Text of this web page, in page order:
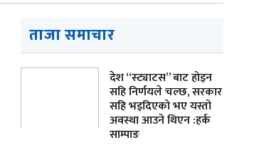
ताजा समाचार
देश “स्ट्याटस” बाट होइन
सहि निर्णयले चल्छ, सरकार
सहि भइदिएको भए यस्तो
अवस्था आउने थिएन :हर्क
साम्पाङ